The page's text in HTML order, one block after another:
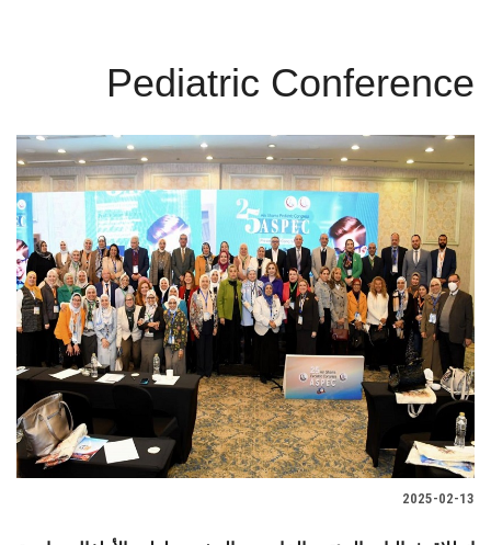
المراكز والوحدات
الأنظمة الذكية
الإعلام
تواصل معنا
الطلاب
هيئة التدريس
الدراسات العليا
Pediatric Conference
2025-02-13